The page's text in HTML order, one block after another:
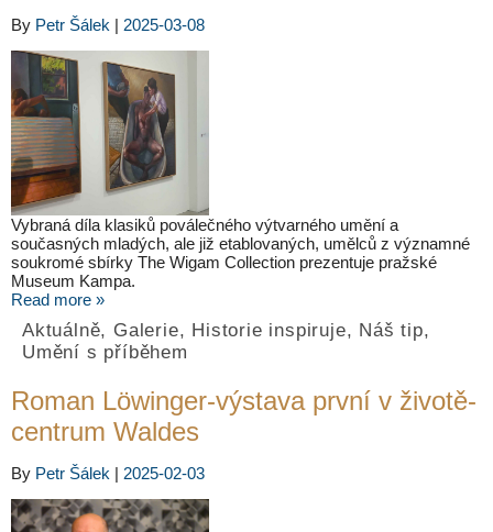
By Petr Šálek | 2025-03-08
Vybraná díla klasiků poválečného výtvarného umění a
současných mladých, ale již etablovaných, umělců z významné
soukromé sbírky The Wigam Collection prezentuje pražské
Museum Kampa.
Read more »
Aktuálně, Galerie, Historie inspiruje, Náš tip,
Umění s příběhem
Roman Löwinger-výstava první v životě-
centrum Waldes
By Petr Šálek | 2025-02-03